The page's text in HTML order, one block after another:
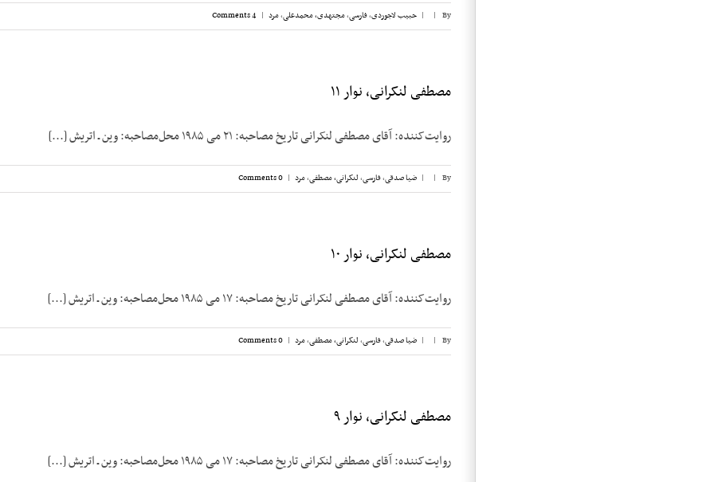
By
|
| حبیب لاجوردی,فارسی,مجتهدی، محمدعلی,مرد |
4 Comments
مصطفی لنکرانی، نوار ۱۱
روایت‌کننده: آقای مصطفی لنکرانی تاریخ مصاحبه: ۲۱ می ۱۹۸۵ محل‌مصاحبه: وین ـ اتریش [...]
By
|
| ضیا صدقی,فارسی,لنکرانی، مصطفی,مرد |
0 Comments
مصطفی لنکرانی، نوار ۱۰
روایت‌کننده: آقای مصطفی لنکرانی تاریخ مصاحبه: ۱۷ می ۱۹۸۵ محل‌مصاحبه: وین ـ اتریش [...]
By
|
| ضیا صدقی,فارسی,لنکرانی، مصطفی,مرد |
0 Comments
مصطفی لنکرانی، نوار ۹
روایت‌کننده: آقای مصطفی لنکرانی تاریخ مصاحبه: ۱۷ می ۱۹۸۵ محل‌مصاحبه: وین ـ اتریش [...]